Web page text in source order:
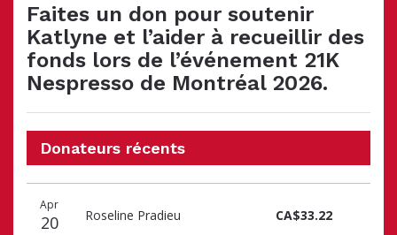
Faites un don pour soutenir
Katlyne et l’aider à recueillir des
fonds lors de l’événement 21K
Nespresso de Montréal 2026.
Donateurs récents
du
don
du
donateur
du
don
Apr
20 Roseline Pradieu CA$33.22